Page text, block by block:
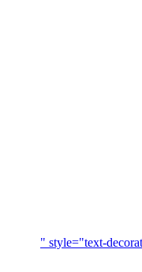
" style="text-